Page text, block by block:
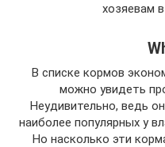
хозяевам
В списке кормов
можно увидеть
Неудивительно, ведь
наиболее популярных у
Но насколько эти